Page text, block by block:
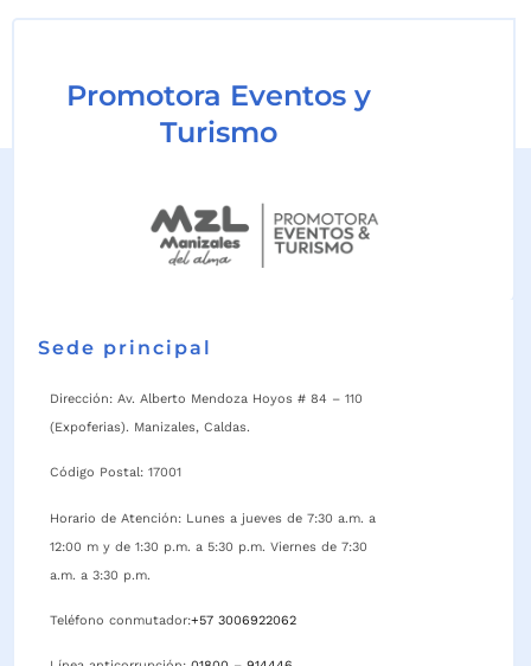
Promotora Eventos y
Turismo
Sede principal
Dirección: Av. Alberto Mendoza Hoyos # 84 – 110
(Expoferias). Manizales, Caldas.
Código Postal: 17001
Horario de Atención: Lunes a jueves de 7:30 a.m. a
12:00 m y de 1:30 p.m. a 5:30 p.m. Viernes de 7:30
a.m. a 3:30 p.m.
Teléfono conmutador:+57 3006922062